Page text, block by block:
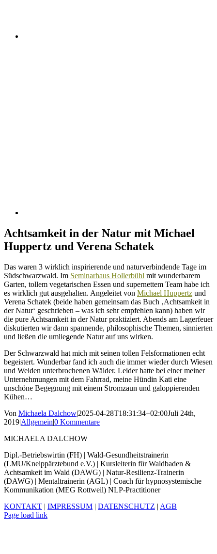
Achtsamkeit in der Natur mit Michael
Huppertz und Verena Schatek
Das waren 3 wirklich inspirierende und naturverbindende Tage im
Südschwarzwald. Im Seminarhaus Hollerbühl mit wunderbarem
Garten, tollem vegetarischen Essen und supernettem Team habe ich
es wirklich gut ausgehalten. Angeleitet von Michael Huppertz und
Verena Schatek (beide haben gemeinsam das Buch ‚Achtsamkeit in
der Natur‘ geschrieben – was ich sehr empfehlen kann) haben wir
die pure Achtsamkeit in der Natur praktiziert. Abends am Lagerfeuer
diskutierten wir dann spannende, philosophische Themen, sinnierten
und ließen die umliegende Natur auf uns wirken.
Der Schwarzwald hat mich mit seinen tollen Felsformationen echt
begeistert. Wunderbar fand ich auch die immer wieder durch Wiesen
und Weiden unterbrochenen Wälder. Leider hatte bei einer meiner
Unternehmungen mit dem Fahrrad, meine Hündin Kati eine
unschöne Begegnung mit einem Stromzaun und galoppierenden
Kühen…
Von Michaela Dalchow|2025-04-28T18:31:34+02:00Juli 24th,
2019|Allgemein|0 Kommentare
MICHAELA DALCHOW
Dipl.-Betriebswirtin (FH) | Wald-Gesundheitstrainerin
(LMU/Kneippärztebund e.V.) | Kursleiterin für Waldbaden &
Achtsamkeit im Wald (DAWG) | Natur-Resilienz-Trainerin
(DAWG) | Mentaltrainerin (AGL) | Coach für hypnosystemische
Kommunikation (MEG Rottweil) NLP-Practitioner
KONTAKT | IMPRESSUM | DATENSCHUTZ | AGB
Facebook
Xing
LinkedIn
YouTube
Page load link